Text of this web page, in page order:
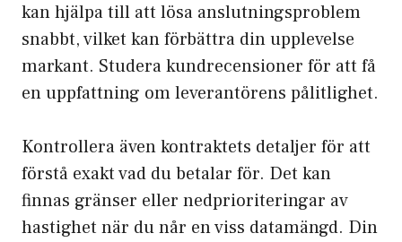
kan hjälpa till att lösa anslutningsproblem
snabbt, vilket kan förbättra din upplevelse
markant. Studera kundrecensioner för att få
en uppfattning om leverantörens pålitlighet.
Kontrollera även kontraktets detaljer för att
förstå exakt vad du betalar för. Det kan
finnas gränser eller nedprioriteringar av
hastighet när du når en viss datamängd. Din